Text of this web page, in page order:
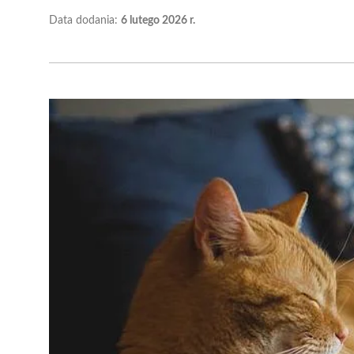
Data dodania: 6 lutego 2026 r.